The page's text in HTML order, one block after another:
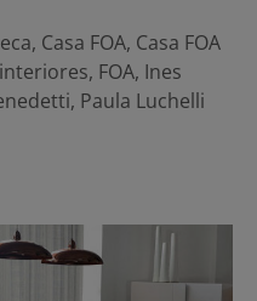
, Casa FOA, Casa FOA
, FOA, Ines
, Paula Luchelli